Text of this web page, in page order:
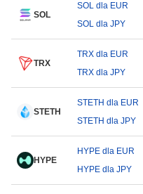
SOL
SOL dla EUR
SOL dla JPY
TRX
TRX dla EUR
TRX dla JPY
STETH
STETH dla EUR
STETH dla JPY
HYPE
HYPE dla EUR
HYPE dla JPY